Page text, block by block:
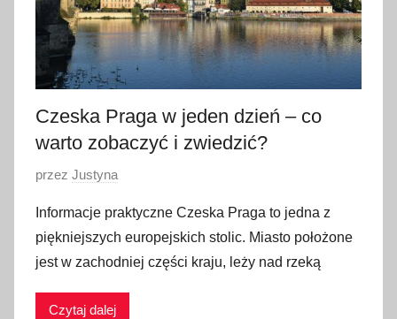
Czeska Praga w jeden dzień – co
warto zobaczyć i zwiedzić?
O
u
b
l
i
przez Justyna
Informacje praktyczne Czeska Praga to jedna z
piękniejszych europejskich stolic. Miasto położone
jest w zachodniej części kraju, leży nad rzeką
Czytaj dalej